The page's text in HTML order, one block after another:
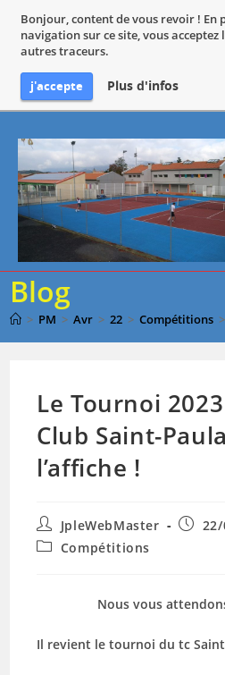
Bonjour, content de vous revoir ! En
navigation sur ce site, vous
autres traceurs.
j'accepte Plus d'infos
content
Blog
> PM > Avr > 22 > Compétitions >
Le Tournoi
Club Saint-
l’affiche !
Auteur/autrice
de
la
JpleWebMaster
PostCompétitions
Nous vous
Il revient le tournoi du tc